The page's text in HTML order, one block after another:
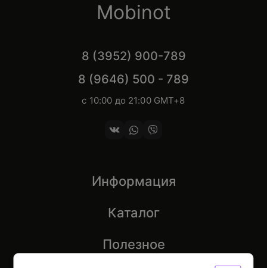
Mobinot
8 (3952) 900-789
8 (9646) 500 - 789
с 10:00 до 21:00 GMT+8
Информация
Каталог
Полезное